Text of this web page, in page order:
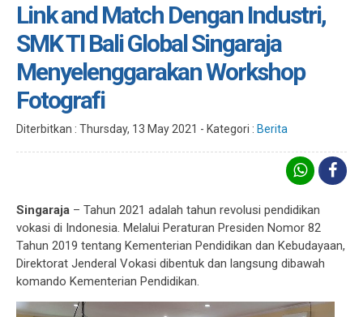
Link and Match Dengan Industri,
SMK TI Bali Global Singaraja
Menyelenggarakan Workshop
Fotografi
Diterbitkan : Thursday, 13 May 2021 - Kategori : Berita
Singaraja – Tahun 2021 adalah tahun revolusi pendidikan
vokasi di Indonesia. Melalui Peraturan Presiden Nomor 82
Tahun 2019 tentang Kementerian Pendidikan dan Kebudayaan,
Direktorat Jenderal Vokasi dibentuk dan langsung dibawah
komando Kementerian Pendidikan.